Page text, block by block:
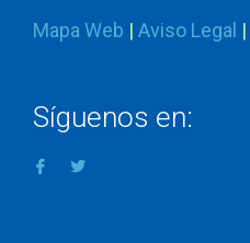
Mapa Web | Aviso Legal |
Síguenos en: